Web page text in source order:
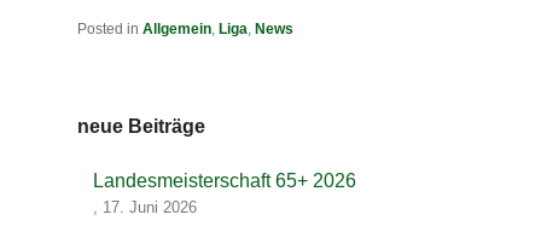
Posted in Allgemein, Liga, News
neue Beiträge
Landesmeisterschaft 65+ 2026
, 17. Juni 2026